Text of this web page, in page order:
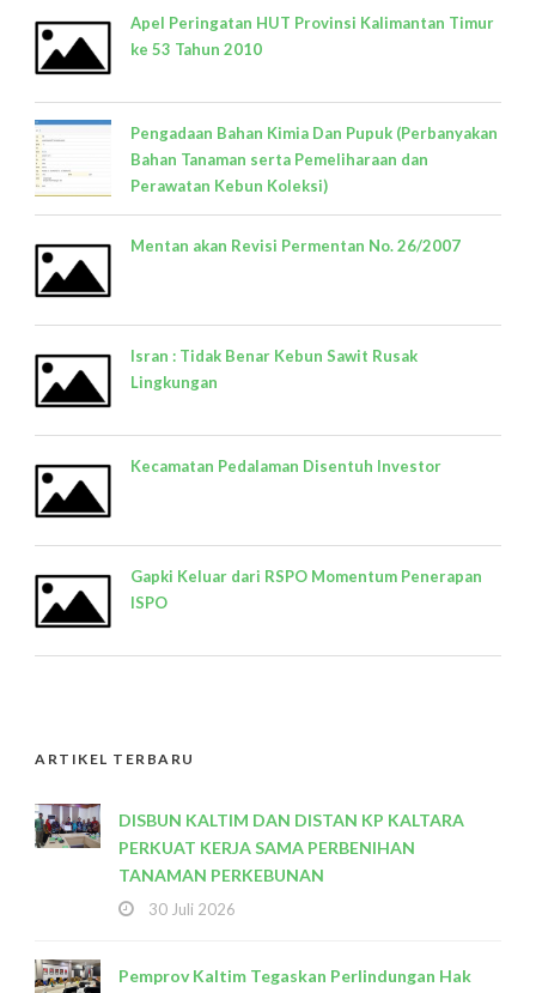
Apel Peringatan HUT Provinsi Kalimantan Timur
ke 53 Tahun 2010
Pengadaan Bahan Kimia Dan Pupuk (Perbanyakan
Bahan Tanaman serta Pemeliharaan dan
Perawatan Kebun Koleksi)
Mentan akan Revisi Permentan No. 26/2007
Isran : Tidak Benar Kebun Sawit Rusak
Lingkungan
Kecamatan Pedalaman Disentuh Investor
Gapki Keluar dari RSPO Momentum Penerapan
ISPO
ARTIKEL TERBARU
DISBUN KALTIM DAN DISTAN KP KALTARA
PERKUAT KERJA SAMA PERBENIHAN
TANAMAN PERKEBUNAN
30 Juli 2026
Pemprov Kaltim Tegaskan Perlindungan Hak